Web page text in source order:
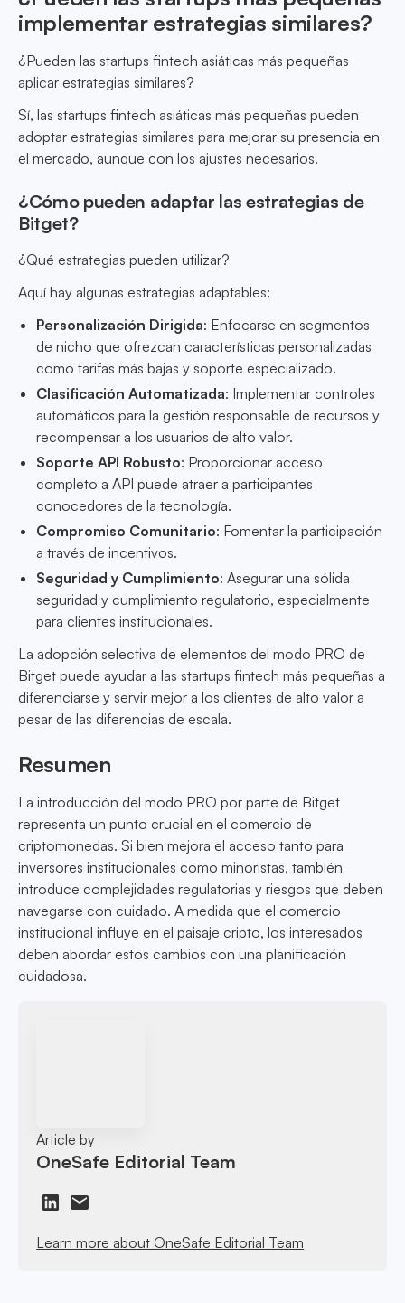
implementar estrategias similares?
¿Pueden las startups fintech asiáticas más pequeñas
aplicar estrategias similares?
Sí, las startups fintech asiáticas más pequeñas pueden
adoptar estrategias similares para mejorar su presencia en
el mercado, aunque con los ajustes necesarios.
¿Cómo pueden adaptar las estrategias de
Bitget?
¿Qué estrategias pueden utilizar?
Aquí hay algunas estrategias adaptables:
Personalización Dirigida: Enfocarse en segmentos
de nicho que ofrezcan características personalizadas
como tarifas más bajas y soporte especializado.
Clasificación Automatizada: Implementar controles
automáticos para la gestión responsable de recursos y
recompensar a los usuarios de alto valor.
Soporte API Robusto: Proporcionar acceso
completo a API puede atraer a participantes
conocedores de la tecnología.
Compromiso Comunitario: Fomentar la participación
a través de incentivos.
Seguridad y Cumplimiento: Asegurar una sólida
seguridad y cumplimiento regulatorio, especialmente
para clientes institucionales.
La adopción selectiva de elementos del modo PRO de
Bitget puede ayudar a las startups fintech más pequeñas a
diferenciarse y servir mejor a los clientes de alto valor a
pesar de las diferencias de escala.
Resumen
La introducción del modo PRO por parte de Bitget
representa un punto crucial en el comercio de
criptomonedas. Si bien mejora el acceso tanto para
inversores institucionales como minoristas, también
introduce complejidades regulatorias y riesgos que deben
navegarse con cuidado. A medida que el comercio
institucional influye en el paisaje cripto, los interesados
deben abordar estos cambios con una planificación
cuidadosa.
Article by
OneSafe Editorial Team
Learn more about OneSafe Editorial Team